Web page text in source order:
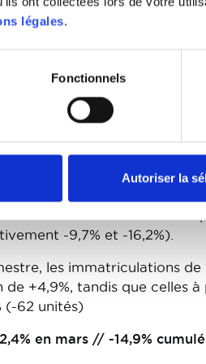
légales.
Fonctionnels
Autoriser la
des véhicules utilitaires
et une
:
// +4,9% cumulés
utilitaires lourds de moins de
-9,7% et -16,2%).
les immatriculations de
+4,9%, tandis que celles
(-62 unités)
en mars // -14,9%